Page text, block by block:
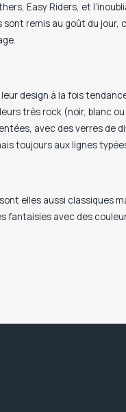
Easy Riders, et
remis au goût du jour,
design à la fois
très rock (noir, blanc
avec des verres de
toujours aux lignes
sont elles aussi classiques
avec des